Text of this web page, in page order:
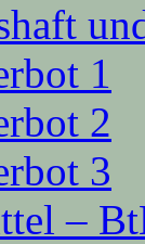
1
2
3
–